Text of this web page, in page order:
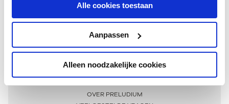
Alle cookies toestaan
Aanpassen
Alleen noodzakelijke cookies
Meer informatie
OVER PRELUDIUM